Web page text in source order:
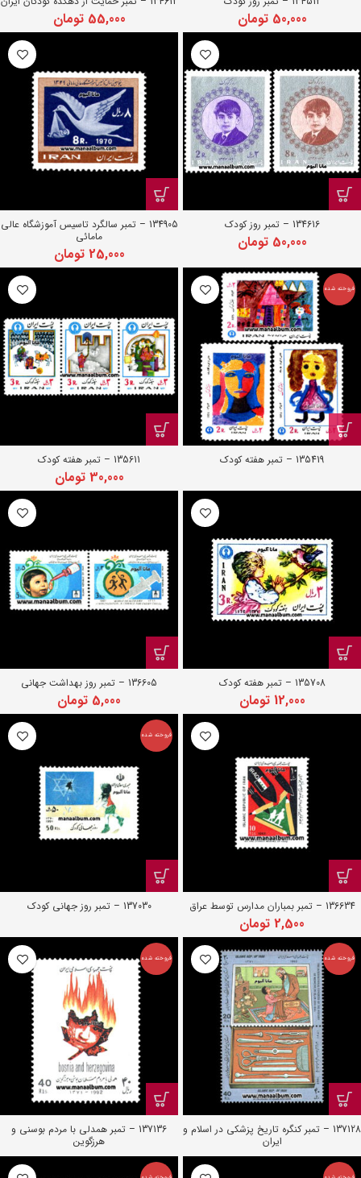
50,000 تومان 55,000 تومان
134616 – تمبر روز کودک
50,000 تومان
134905 – تمبر سالگرد تاسیس آموزشگاه عالی
مامائی
25,000 تومان
فروخته شده
135419 – تمبر هفته کودک 135611 – تمبر هفته کودک
30,000 تومان
135708 – تمبر هفته کودک
12,000 تومان
136605 – تمبر روز بهداشت جهانی
5,000 تومان
136634 – تمبر بمباران مدارس توسط عراق
2,500 تومان
فروخته شده
137030 – تمبر روز جهانی کودک
فروخته شده
137128 – تمبر کنگره تاریخ پزشکی در اسلام و
ایران
فروخته شده
137136 – تمبر همدلی با مردم بوسنی و
هرزگوین